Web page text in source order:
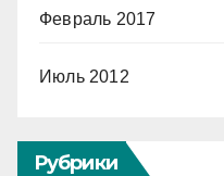
Февраль 2017
Июль 2012
Рубрики